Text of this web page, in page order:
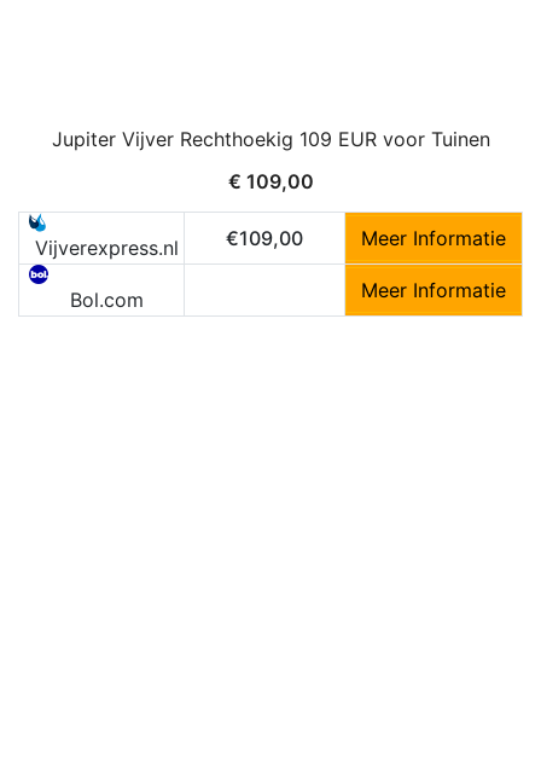
Jupiter Vijver Rechthoekig 109 EUR voor Tuinen
€ 109,00
Vijverexpress.nl €109,00 Meer Informatie
Bol.com Meer Informatie